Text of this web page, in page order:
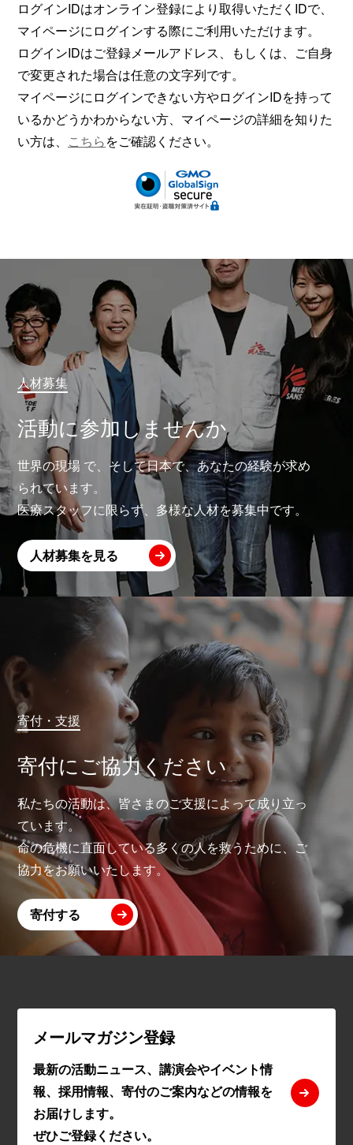
ログインIDはオンライン登録により取得いただくIDで、
マイページにログインする際にご利用いただけます。
ログインIDはご登録メールアドレス、もしくは、ご自身
で変更された場合は任意の文字列です。
マイページにログインできない方やログインIDを持って
いるかどうかわからない方、マイページの詳細を知りた
い方は、 こちらをご確認ください。
人材募集
活動に参加しませんか
世界の現場 で、そして日本で、あなたの経験が求め
られています。
医療スタッフに限らず、多様な人材を募集中です。
人材募集を見る
寄付・支援
寄付にご協力ください
私たちの活動は、皆さまのご支援によって成り立っ
ています。
命の危機に直面している多くの人を救うために、ご
協力をお願いいたします。
寄付する
メールマガジン登録
最新の活動ニュース、講演会やイベント情
報、採用情報、寄付のご案内などの情報を
お届けします。
ぜひご登録ください。